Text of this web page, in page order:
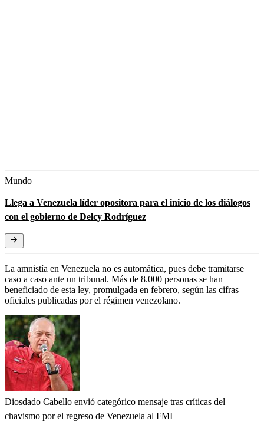
Mundo
Llega a Venezuela líder opositora para el inicio de los diálogos
con el gobierno de Delcy Rodríguez
La amnistía en Venezuela no es automática, pues debe tramitarse
caso a caso ante un tribunal. Más de 8.000 personas se han
beneficiado de esta ley, promulgada en febrero, según las cifras
oficiales publicadas por el régimen venezolano.
Diosdado Cabello envió categórico mensaje tras críticas del
chavismo por el regreso de Venezuela al FMI